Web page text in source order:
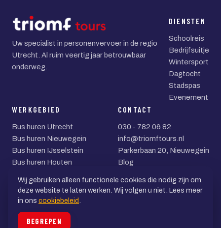
Uw specialist in personenvervoer in de regio
Utrecht. Al ruim veertig jaar betrouwbaar
onderweg.
DIENSTEN
Schoolreis
Bedrijfsuitje
Wintersport
Dagtocht
Stadspas
Evenement
WERKGEBIED
Bus huren Utrecht
Bus huren Nieuwegein
Bus huren IJsselstein
Bus huren Houten
Bus huren Woerden
CONTACT
030 - 782 06 82
info@triomftours.nl
Parkerbaan 20, Nieuwegein
Blog
© 2026 Triomf Tours BV
Wij gebruiken alleen functionele cookies die nodig zijn om
deze website te laten werken. Wij volgen u niet. Lees meer
in ons cookiebeleid
BEGREPEN